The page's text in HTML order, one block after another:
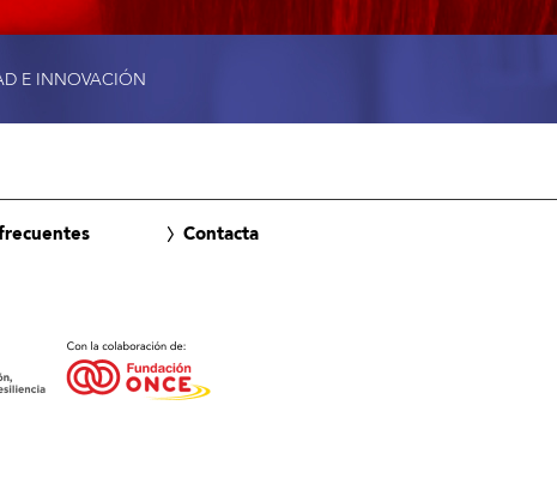
E INNOVACIÓN
Contacta